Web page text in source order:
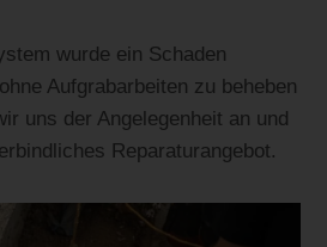
wurde ein Schaden
Aufgrabarbeiten zu beheben
uns der Angelegenheit an und
Reparaturangebot.